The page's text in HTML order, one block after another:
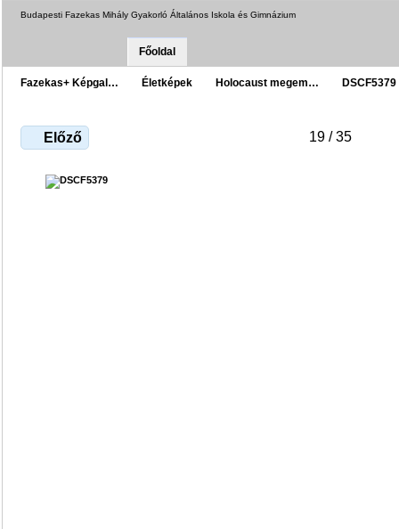
Budapesti Fazekas Mihály Gyakorló Általános Iskola és Gimnázium
Főoldal
Fazekas+ Képgal… Életképek Holocaust megem… DSCF5379
Előző 19 / 35